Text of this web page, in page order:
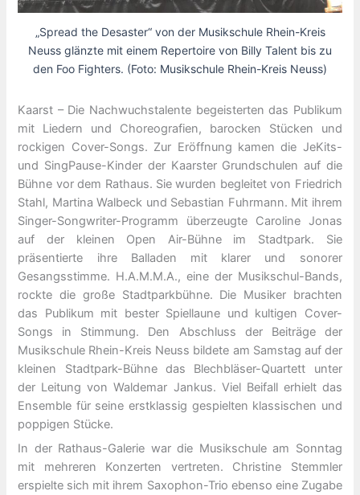
„Spread the Desaster“ von der Musikschule Rhein-Kreis
Neuss glänzte mit einem Repertoire von Billy Talent bis zu
den Foo Fighters. (Foto: Musikschule Rhein-Kreis Neuss)
Kaarst – Die Nachwuchstalente begeisterten das Publikum
mit Liedern und Choreografien, barocken Stücken und
rockigen Cover-Songs. Zur Eröffnung kamen die JeKits-
und SingPause-Kinder der Kaarster Grundschulen auf die
Bühne vor dem Rathaus. Sie wurden begleitet von Friedrich
Stahl, Martina Walbeck und Sebastian Fuhrmann. Mit ihrem
Singer-Songwriter-Programm überzeugte Caroline Jonas
auf der kleinen Open Air-Bühne im Stadtpark. Sie
präsentierte ihre Balladen mit klarer und sonorer
Gesangsstimme. H.A.M.M.A., eine der Musikschul-Bands,
rockte die große Stadtparkbühne. Die Musiker brachten
das Publikum mit bester Spiellaune und kultigen Cover-
Songs in Stimmung. Den Abschluss der Beiträge der
Musikschule Rhein-Kreis Neuss bildete am Samstag auf der
kleinen Stadtpark-Bühne das Blechbläser-Quartett unter
der Leitung von Waldemar Jankus. Viel Beifall erhielt das
Ensemble für seine erstklassig gespielten klassischen und
poppigen Stücke.
In der Rathaus-Galerie war die Musikschule am Sonntag
mit mehreren Konzerten vertreten. Christine Stemmler
erspielte sich mit ihrem Saxophon-Trio ebenso eine Zugabe